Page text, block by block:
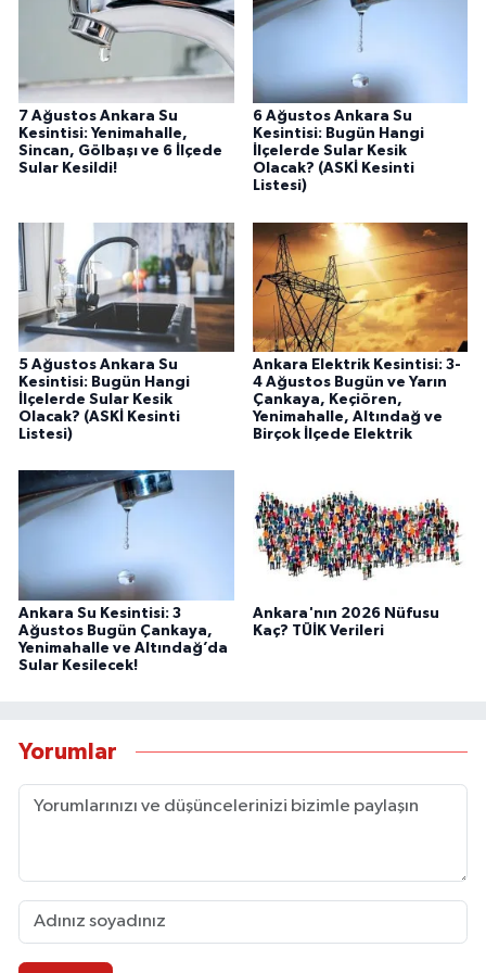
7 Ağustos Ankara Su
Kesintisi: Yenimahalle,
Sincan, Gölbaşı ve 6 İlçede
Sular Kesildi!
6 Ağustos Ankara Su
Kesintisi: Bugün Hangi
İlçelerde Sular Kesik
Olacak? (ASKİ Kesinti
Listesi)
5 Ağustos Ankara Su
Kesintisi: Bugün Hangi
İlçelerde Sular Kesik
Olacak? (ASKİ Kesinti
Listesi)
Ankara Elektrik Kesintisi: 3-
4 Ağustos Bugün ve Yarın
Çankaya, Keçiören,
Yenimahalle, Altındağ ve
Birçok İlçede Elektrik
Ankara Su Kesintisi: 3
Ağustos Bugün Çankaya,
Yenimahalle ve Altındağ’da
Sular Kesilecek!
Ankara'nın 2026 Nüfusu
Kaç? TÜİK Verileri
Yorumlar